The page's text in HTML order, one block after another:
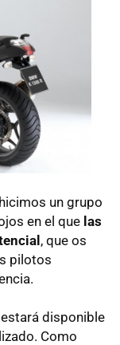
un grupo
en el que las
, que os
pilotos
estará disponible
Como